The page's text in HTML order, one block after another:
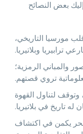
بعض النصائح
مورسيا التاريخي،
ترابيريا وبلاتيريا.
والمباني الرمزية؛
تروي قصتهم.
لتناول القهوة
تاريخ في بلاتيريا.
يكمن في اكتشاف